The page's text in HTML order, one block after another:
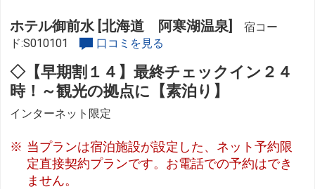
ホテル御前水 [北海道 阿寒湖温泉]
宿コー
ド:S010101
口コミを見る
◇【早期割１４】最終チェックイン２４
時！～観光の拠点に【素泊り】
インターネット限定
当プランは宿泊施設が設定した、ネット予約限
定直接契約プランです。お電話での予約はでき
ません。